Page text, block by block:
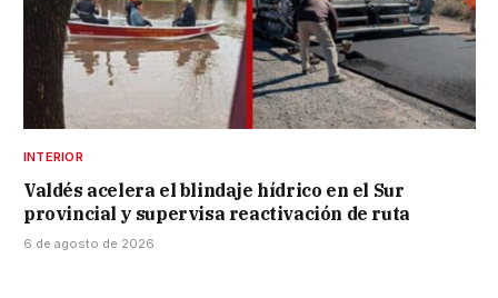
INTERIOR
Valdés acelera el blindaje hídrico en el Sur
provincial y supervisa reactivación de ruta
6 de agosto de 2026